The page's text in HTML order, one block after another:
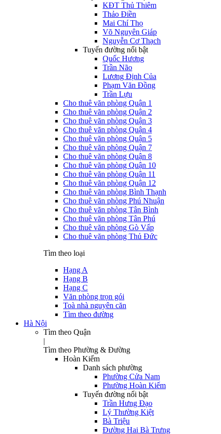
KĐT Thủ Thiêm
Thảo Điền
Mai Chí Thọ
Võ Nguyên Giáp
Nguyễn Cơ Thạch
Tuyến đường nổi bật
Quốc Hương
Trần Não
Lương Định Của
Phạm Văn Đồng
Trần Lựu
Cho thuê văn phòng Quận 1
Cho thuê văn phòng Quận 2
Cho thuê văn phòng Quận 3
Cho thuê văn phòng Quận 4
Cho thuê văn phòng Quận 5
Cho thuê văn phòng Quận 7
Cho thuê văn phòng Quận 8
Cho thuê văn phòng Quận 10
Cho thuê văn phòng Quận 11
Cho thuê văn phòng Quận 12
Cho thuê văn phòng Bình Thạnh
Cho thuê văn phòng Phú Nhuận
Cho thuê văn phòng Tân Bình
Cho thuê văn phòng Tân Phú
Cho thuê văn phòng Gò Vấp
Cho thuê văn phòng Thủ Đức
Tìm theo loại
Hạng A
Hạng B
Hạng C
Văn phòng trọn gói
Toà nhà nguyên căn
Tìm theo đường
Hà Nội
Tìm theo Quận
|
Tìm theo Phường & Đường
Hoàn Kiếm
Danh sách phường
Phường Cửa Nam
Phường Hoàn Kiếm
Tuyến đường nổi bật
Trần Hưng Đạo
Lý Thường Kiệt
Bà Triệu
Đường Hai Bà Trưng